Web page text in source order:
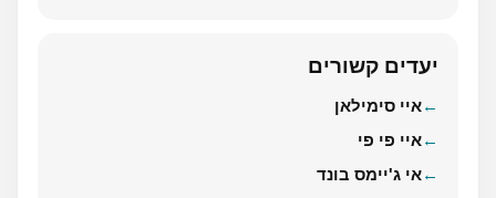
יעדים קשורים
איי סימילאן
איי פי פי
אי ג'יימס בונד